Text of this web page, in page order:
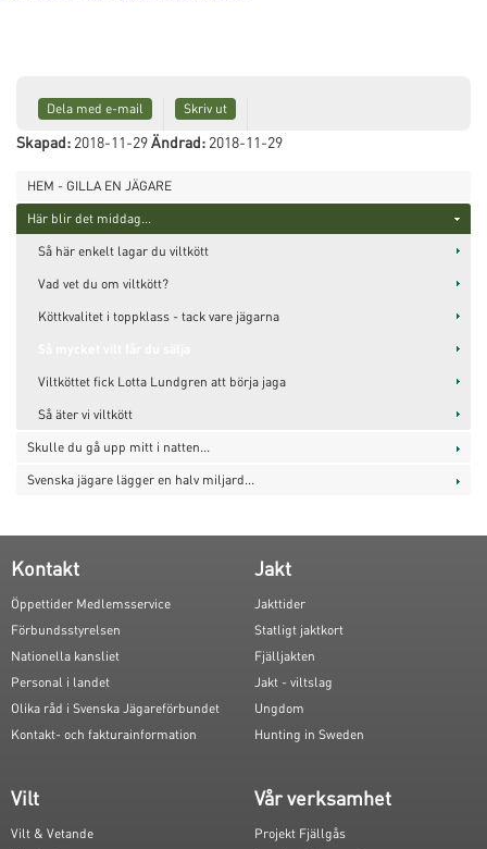
Dela med e-mail Skriv ut
Skapad: 2018-11-29Ändrad: 2018-11-29
HEM - GILLA EN JÄGARE
Här blir det middag...
Så här enkelt lagar du viltkött
Vad vet du om viltkött?
Köttkvalitet i toppklass - tack vare jägarna
Viltköttet fick Lotta Lundgren att börja jaga
Så äter vi viltkött
Skulle du gå upp mitt i natten...
Svenska jägare lägger en halv miljard...
Kontakt
Öppettider Medlemsservice
Förbundsstyrelsen
Nationella kansliet
Personal i landet
Olika råd i Svenska Jägareförbundet
Kontakt- och fakturainformation
Jakt
Jakttider
Statligt jaktkort
Fjälljakten
Jakt - viltslag
Ungdom
Hunting in Sweden
Vilt
Vilt & Vetande
Vår verksamhet
Projekt Fjällgås